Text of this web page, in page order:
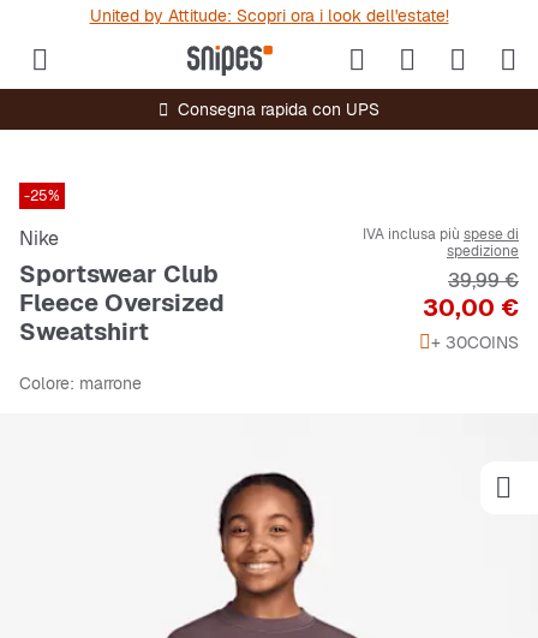
United by Attitude: Scopri ora i look dell'estate!
Consegna rapida con UPS
-25%
Nike
Sportswear Club
Fleece Oversized
Sweatshirt
IVA inclusa più spese di
spedizione
Prezzo
30,00 €
Prezzo
39,99 €
+ 30COINS
Colore: marrone